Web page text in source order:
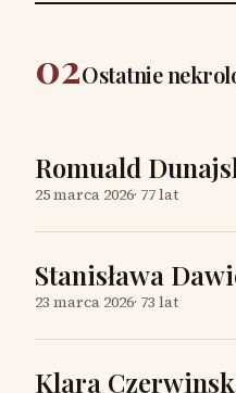
02Ostatnie
Romuald
25 marca 2026· 77 lat
Stanisława
23 marca 2026· 73 lat
Klara